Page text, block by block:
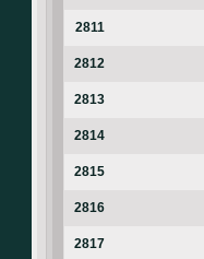
2811
2812
2813
2814
2815
2816
2817